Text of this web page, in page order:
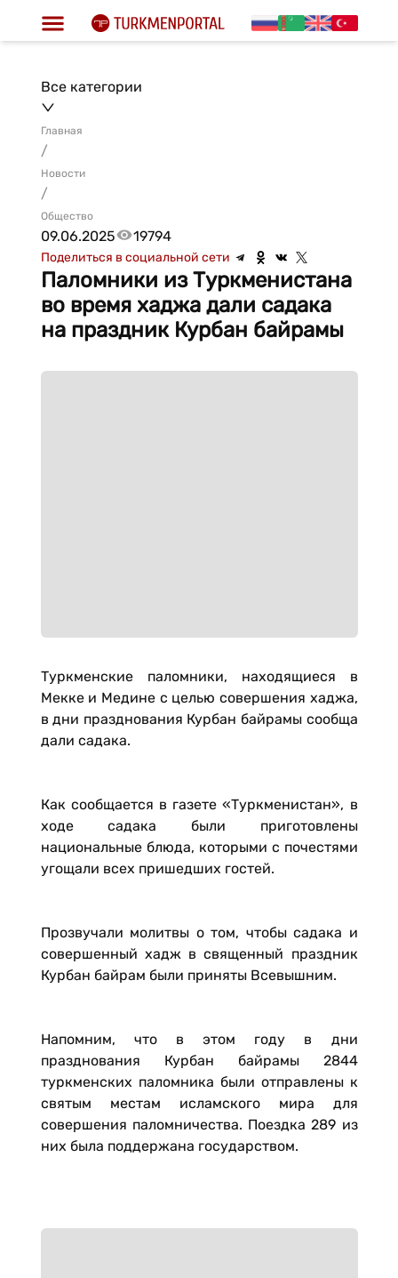
Все категории
Главная
/
Новости
/
Общество
09.06.2025 19794
Поделиться в социальной сети
Паломники из Туркменистана
во время хаджа дали садака
на праздник Курбан байрамы
Туркменские паломники, находящиеся в
Мекке и Медине с целью совершения хаджа,
в дни празднования Курбан байрамы сообща
дали садака.
Как сообщается в газете «Туркменистан», в
ходе садака были приготовлены
национальные блюда, которыми с почестями
угощали всех пришедших гостей.
Прозвучали молитвы о том, чтобы садака и
совершенный хадж в священный праздник
Курбан байрам были приняты Всевышним.
Напомним, что в этом году в дни
празднования Курбан байрамы 2844
туркменских паломника были отправлены к
святым местам исламского мира для
совершения паломничества. Поездка 289 из
них была поддержана государством.